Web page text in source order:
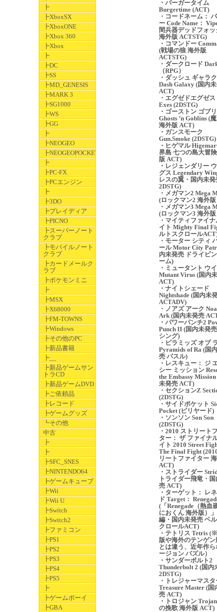
┣
┣XboxSX
┣XboxONE
┣Xbox 360
┣Xbox
┣
┣DC
┣SS
┣MD_GENESIS
┣MARK 3
┣SG1000
┣WS
┣GG
┣
┣NEOGEO
┣NEOGEOPOCKET
┣
┣PC-FX
┣PCエンジン
┣
┣3DO
┣プレイディア
┣PICNO
┣スーパーノート
クラブ
┣モバイルノート
クラブ
┣カードメールク
ラブ
┣ポケモンミニ
┣
┣MSX
┣X68000
┣FM-TOWNS
┣Windows
┣その他のPC
┣新品書籍
┣__
┣新品ゲームサン
トラCD
┣新品ゲームDVD
┣ご依頼品
┣レコード
┣ゲームグッズ
┗その他
中古
┣
┣
┣SFC_SNES
┣NINTENDO64
┣ゲームキューブ
┣Wii
┣Wii U
┣Switch
┣Switch2
┣ファミコン
┣PS1
┣PS2
┣PS3
┣PS4
┣PS5
┣
┣ゲームボーイ
┣GBA
・バーガータイム
Burgertime (ACT)
・コードネーム：
ー Code Name：
間兵器デッドフォッ
海外版 ACTSTG)
・コマンドー
(戦場の狼 海外版
ACTSTG)
・ダークロード
（RPG）
・ダッシュ ギャラ
Dash Galaxy (国内
ACT)
・エグゼドエグゼス
Exes (2DSTG)
・ゴーストン ゴブ
Ghosts ’n Goblins (
海外版 ACT)
・ガンスモーク
Gun.Smoke (2DSTG)
・ヒゲマル
界島 七つの島大冒
版 ACT)
・レジェンダリー
グス Legendary
レスの翼・国内未発
2DSTG)
・メガマン2 Mega
(ロックマン2 海外
・メガマン3 Mega
(ロックマン3 海外
・マイティファイ
イト Mighty Final
ルトスクロール
・モーター シティ
ール Motor City
内未発売 ドライビ
ーム)
・ミュータント ウ
Mutant Virus (国内
ACT)
・ナイトシェード
Nightshade (国内未
ACTADV)
・ノアズ アーク
Ark (国内未発売
・パワーパンチ2
Punch II (国内未発
シング)
・ピラミッズ オブ
Pyramids of Ra (国
売 パスル)
・レスキュー： ジ
シー ミッション
the Embassy
未発売 ACT)
・セクションZ
(2DSTG)
・サイドポケット
Pocket (ビリヤード)
・ソンソン Son Son
(2DSTG)
・2010 ストリート
ター： ザ ファイナ
イト 2010 Street
The Final Fight
リートファイター
ACT)
・ストライダー
トライダー飛竜・
売 ACT)
・ターゲット： レ
ド Target：
(「Renegade（熱血
におくん 海外版）
編・国内未発売 ベ
クロールACT)
・テトリス Tetris
版や海外のテンゲン
とは違う、近年作
ージョン パズル）
・サンダーボルト2
Thunderbolt 2 (国内
2DSTG)
・トレジャーマスタ
Treasure Master (国
売 ACT)
・トロジャン
の挽歌 海外版 ACT)